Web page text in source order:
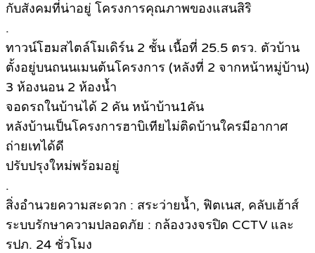
กับสังคมที่น่าอยู่ โครงการคุณภาพของแสนสิริ
.
ทาวน์โฮมสไตล์โมเดิร์น 2 ชั้น เนื้อที่ 25.5 ตรว. ตัวบ้าน
ตั้งอยู่บนถนนเมนต้นโครงการ (หลังที่ 2 จากหน้าหมู่บ้าน)
3 ห้องนอน 2 ห้องน้ำ
จอดรถในบ้านได้ 2 คัน หน้าบ้าน1คัน
หลังบ้านเป็นโครงการฮาบิเทียไม่ติดบ้านใครมีอากาศ
ถ่ายเทได้ดี
ปรับปรุงใหม่พร้อมอยู่
.
สิ่งอำนวยความสะดวก : สระว่ายน้ำ, ฟิตเนส, คลับเฮ้าส์
ระบบรักษาความปลอดภัย : กล้องวงจรปิด CCTV และ
รปภ. 24 ชั่วโมง